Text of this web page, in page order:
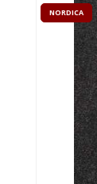
NORDICA